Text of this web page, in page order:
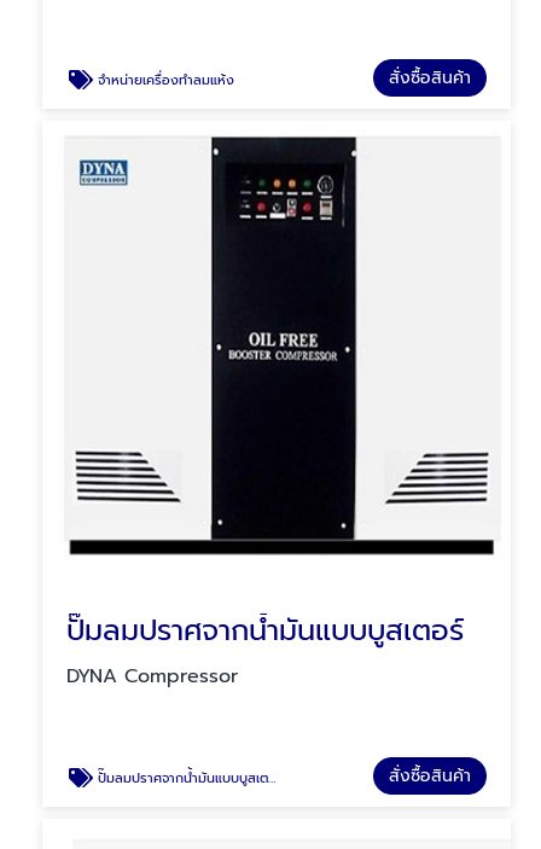
จำหน่ายเครื่องทำลมแห้ง สั่งซื้อสินค้า
ปั๊มลมปราศจากน้ำมันแบบบูสเตอร์
DYNA Compressor
ปั๊มลมปราศจากน้ำมันแบบบูสเตอร์ สั่งซื้อสินค้า